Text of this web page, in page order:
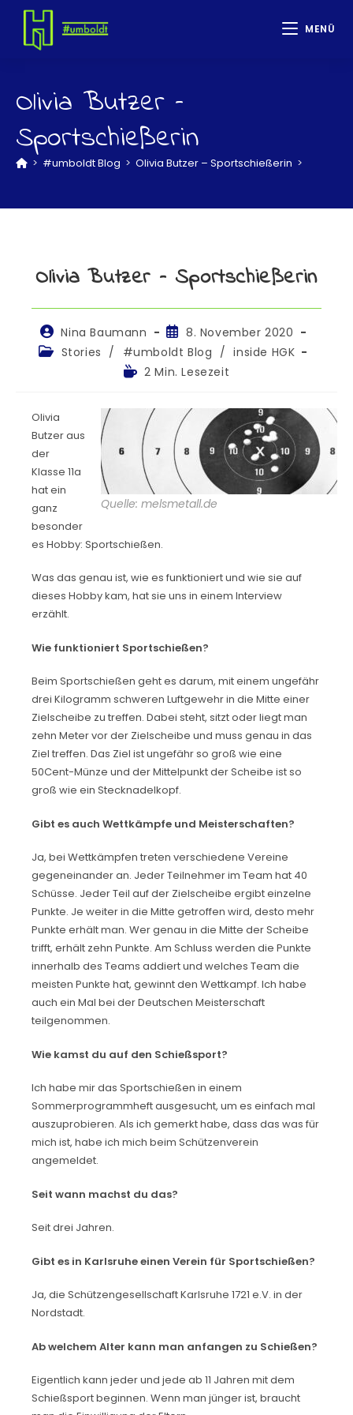
MENÜ
Olivia Butzer –
Sportschießerin
> #umboldt Blog > Olivia Butzer – Sportschießerin >
Olivia Butzer – Sportschießerin
Nina Baumann
8. November 2020
Stories / #umboldt Blog / inside HGK
2 Min. Lesezeit
Quelle: melsmetall.de
Olivia
Butzer aus
der
Klasse 11a
hat ein
ganz
besonder
es Hobby: Sportschießen.
Was das genau ist, wie es funktioniert und wie sie auf
dieses Hobby kam, hat sie uns in einem Interview
erzählt.
Wie funktioniert Sportschießen?
Beim Sportschießen geht es darum, mit einem ungefähr
drei Kilogramm schweren Luftgewehr in die Mitte einer
Zielscheibe zu treffen. Dabei steht, sitzt oder liegt man
zehn Meter vor der Zielscheibe und muss genau in das
Ziel treffen. Das Ziel ist ungefähr so groß wie eine
50Cent-Münze und der Mittelpunkt der Scheibe ist so
groß wie ein Stecknadelkopf.
Gibt es auch Wettkämpfe und Meisterschaften?
Ja, bei Wettkämpfen treten verschiedene Vereine
gegeneinander an. Jeder Teilnehmer im Team hat 40
Schüsse. Jeder Teil auf der Zielscheibe ergibt einzelne
Punkte. Je weiter in die Mitte getroffen wird, desto mehr
Punkte erhält man. Wer genau in die Mitte der Scheibe
trifft, erhält zehn Punkte. Am Schluss werden die Punkte
innerhalb des Teams addiert und welches Team die
meisten Punkte hat, gewinnt den Wettkampf. Ich habe
auch ein Mal bei der Deutschen Meisterschaft
teilgenommen.
Wie kamst du auf den Schießsport?
Ich habe mir das Sportschießen in einem
Sommerprogrammheft ausgesucht, um es einfach mal
auszuprobieren. Als ich gemerkt habe, dass das was für
mich ist, habe ich mich beim Schützenverein
angemeldet.
Seit wann machst du das?
Seit drei Jahren.
Gibt es in Karlsruhe einen Verein für Sportschießen?
Ja, die Schützengesellschaft Karlsruhe 1721 e.V. in der
Nordstadt.
Ab welchem Alter kann man anfangen zu Schießen?
Eigentlich kann jeder und jede ab 11 Jahren mit dem
Schießsport beginnen. Wenn man jünger ist, braucht